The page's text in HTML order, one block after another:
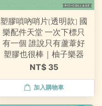
塑膠嗩吶哨片(透明款) 國
樂配件天堂 一次下標只
有一個 誰說只有蘆葦好
塑膠也很棒｜柚子樂器
NT$ 35
加入購物車